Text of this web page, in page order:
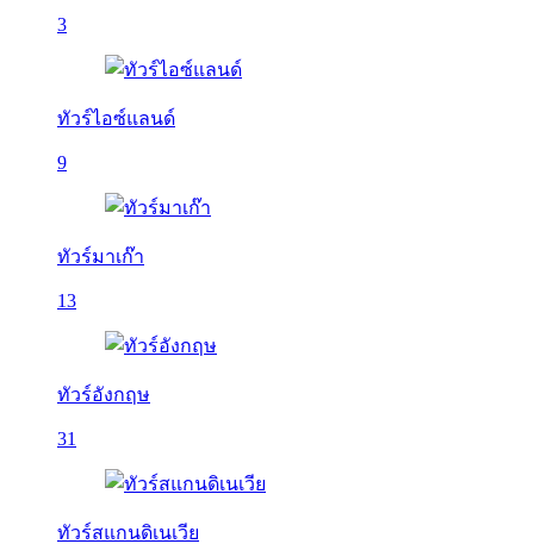
3
ทัวร์ไอซ์แลนด์
9
ทัวร์มาเก๊า
13
ทัวร์อังกฤษ
31
ทัวร์สแกนดิเนเวีย